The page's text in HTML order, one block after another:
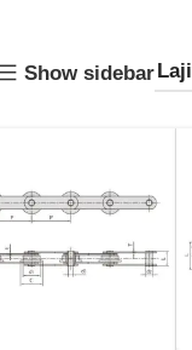
Show sidebar